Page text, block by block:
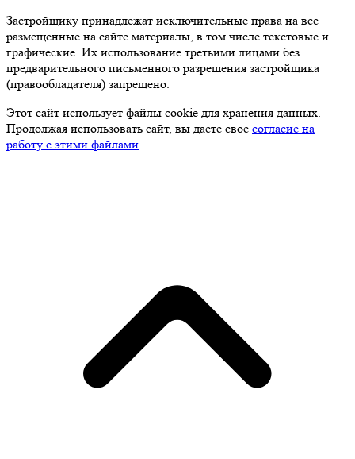
Застройщику принадлежат исключительные права на все
размещенные на сайте материалы, в том числе текстовые и
графические. Их использование третьими лицами без
предварительного письменного разрешения застройщика
(правообладателя) запрещено.
Этот сайт использует файлы cookie для хранения данных.
Продолжая использовать сайт, вы даете свое согласие на
работу с этими файлами